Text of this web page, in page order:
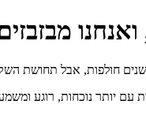
חולפות, אבל תחושת
יותר נוכחות, רוגע